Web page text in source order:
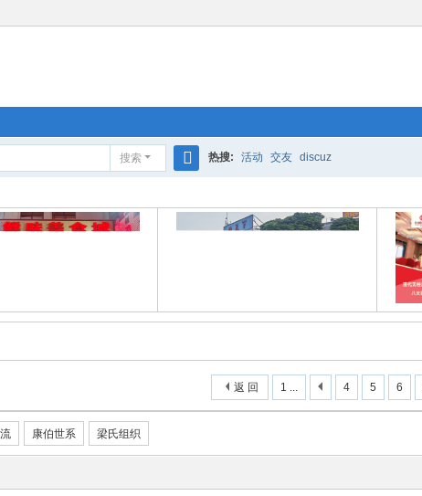
搜索
索
热搜: 活动 交友 discuz
1 ... 4 5 6
返 回
康伯世系 梁氏组织